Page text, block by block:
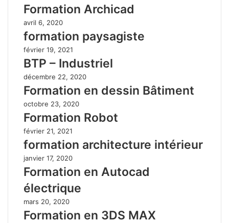
Formation Archicad
avril 6, 2020
formation paysagiste
février 19, 2021
BTP – Industriel
décembre 22, 2020
Formation en dessin Bâtiment
octobre 23, 2020
Formation Robot
février 21, 2021
formation architecture intérieur
janvier 17, 2020
Formation en Autocad
électrique
mars 20, 2020
Formation en 3DS MAX